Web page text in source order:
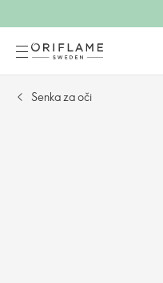
Senka za oči